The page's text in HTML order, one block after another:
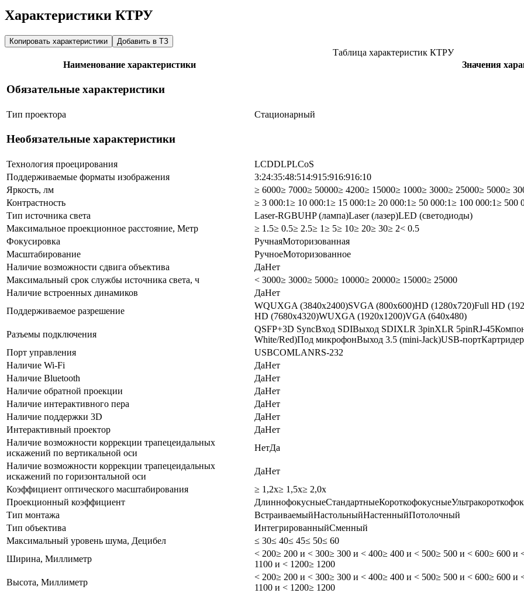
Характеристики КТРУ
Копировать характеристики Добавить в ТЗ
Таблица характеристик КТРУ
Наименование характеристики
Значения
Обязательные характеристики
Тип проектора Стационарный
Необязательные характеристики
Технология проецирования LCDDLPLCoS
Поддерживаемые форматы изображения
3:24:35:48:514:915:916:916:10
Яркость, лм
≥ 6000≥ 7000≥ 50000≥ 4200≥ 15000≥ 1000≥ 3000≥ 25000≥ 5000≥
Контрастность
≥ 3 000:1≥ 10 000:1≥ 15 000:1≥ 20 000:1≥ 50 000:1≥ 100 000:1≥ 500
Тип источника света
Laser-RGBUHP (лампа)Laser (лазер)LED (светодиоды)
Максимальное проекционное расстояние, Метр
≥ 1.5≥ 0.5≥ 2.5≥ 1≥ 5≥ 10≥ 20≥ 30≥ 2< 0.5
Фокусировка
РучнаяМоторизованная
Масштабирование
РучноеМоторизованное
Наличие возможности сдвига объектива
ДаНет
Максимальный срок службы источника света, ч
< 3000≥ 3000≥ 5000≥ 10000≥ 20000≥ 15000≥ 25000
Наличие встроенных динамиков
ДаНет
Поддерживаемое разрешение
WQUXGA (3840х2400)SVGA (800x600)HD (1280х720)Full HD
HD (7680x4320)WUXGA (1920x1200)VGA (640x480)
Разъемы подключения
QSFP+3D SyncВход SDIВыход SDIXLR 3pinXLR 5pinRJ-45
White/Red)Под микрофонВыход 3.5 (mini-Jack)USB-портКартридер
Порт управления
USBCOMLANRS-232
Наличие Wi-Fi
ДаНет
Наличие Bluetooth
ДаНет
Наличие обратной проекции
ДаНет
Наличие интерактивного пера
ДаНет
Наличие поддержки 3D
ДаНет
Интерактивный проектор
ДаНет
Наличие возможности коррекции трапецеидальных
искажений по вертикальной оси
НетДа
Наличие возможности коррекции трапецеидальных
искажений по горизонтальной оси
ДаНет
Коэффициент оптического масштабирования
≥ 1,2х≥ 1,5х≥ 2,0х
Проекционный коэффициент
ДлиннофокусныеСтандартныеКороткофокусные
Тип монтажа
ВстраиваемыйНастольныйНастенныйПотолочный
Тип объектива
ИнтегрированныйСменный
Максимальный уровень шума, Децибел
≤ 30≤ 40≤ 45≤ 50≤ 60
Ширина, Миллиметр
< 200≥ 200 и < 300≥ 300 и < 400≥ 400 и < 500≥ 500 и < 600≥ 600 и
1100 и < 1200≥ 1200
Высота, Миллиметр
< 200≥ 200 и < 300≥ 300 и < 400≥ 400 и < 500≥ 500 и < 600≥ 600 и
1100 и < 1200≥ 1200